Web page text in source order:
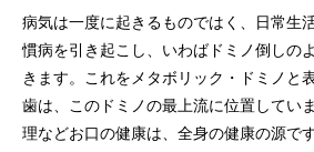
病気は一度に起きるものではく、日常生
慣病を引き起こし、いわばドミノ倒しの
きます。これをメタボリック・ドミノと
歯は、このドミノの最上流に位置してい
理などお口の健康は、全身の健康の源です